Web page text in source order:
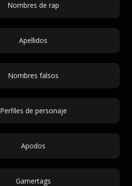
Nombres de rap
Apellidos
Nombres falsos
Perfiles de personaje
Apodos
Gamertags